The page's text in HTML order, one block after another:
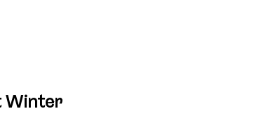
Winter